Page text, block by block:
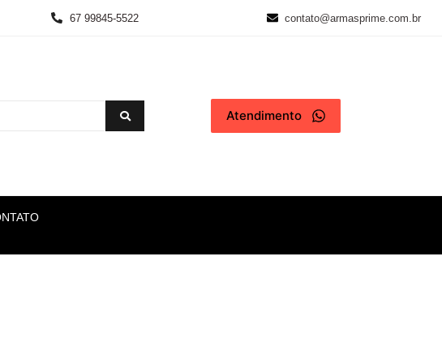
67 99845-5522 contato@armasprime.com.br
Atendimento